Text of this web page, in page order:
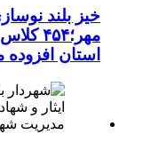
خیز بلند
استان